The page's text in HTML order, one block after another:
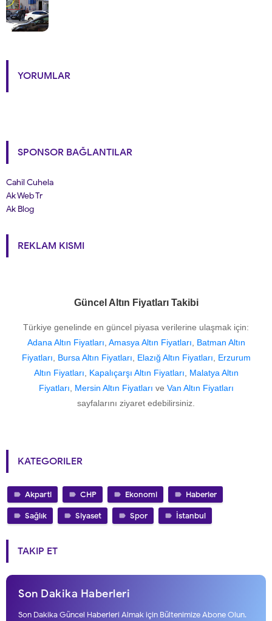
YORUMLAR
SPONSOR BAĞLANTILAR
Cahil Cuhela
Ak Web Tr
Ak Blog
REKLAM KISMI
Güncel Altın Fiyatları Takibi
Türkiye genelinde en güncel piyasa verilerine ulaşmak için:
Adana Altın Fiyatları Amasya Altın Fiyatları
Batman Altın
Fiyatları
Bursa Altın Fiyatları Elazığ Altın Fiyatları
Erzurum
Altın Fiyatları
Kapalıçarşı Altın Fiyatları
Malatya Altın
Fiyatları
Mersin Altın Fiyatları ve Van Altın Fiyatları
sayfalarını ziyaret edebilirsiniz.
KATEGORILER
Akparti CHP Ekonomi Haberler
Sağlık Siyaset Spor İstanbul
TAKIP ET
Son Dakika Haberleri
Son Dakika Güncel Haberleri Almak için Bültenimize Abone Olun.